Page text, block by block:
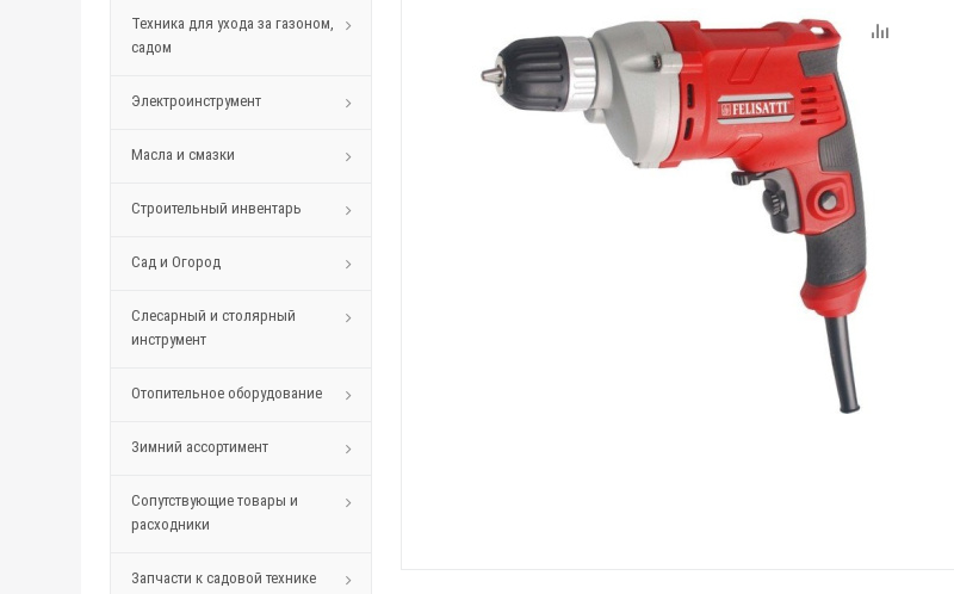
Техника для ухода за газоном,
садом
Электроинструмент
Масла и смазки
Строительный инвентарь
Сад и Огород
Слесарный и столярный
инструмент
Отопительное оборудование
Зимний ассортимент
Сопутствующие товары и
расходники
Запчасти к садовой технике